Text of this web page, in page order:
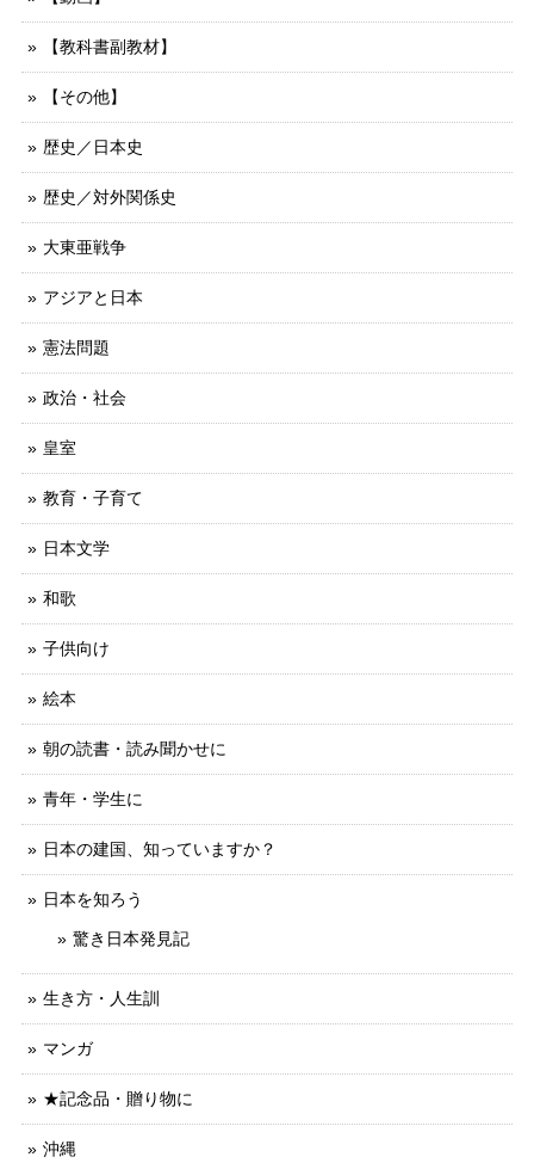
【教科書副教材】
【その他】
歴史／日本史
歴史／対外関係史
大東亜戦争
アジアと日本
憲法問題
政治・社会
皇室
教育・子育て
日本文学
和歌
子供向け
絵本
朝の読書・読み聞かせに
青年・学生に
日本の建国、知っていますか？
日本を知ろう
驚き日本発見記
生き方・人生訓
マンガ
★記念品・贈り物に
沖縄